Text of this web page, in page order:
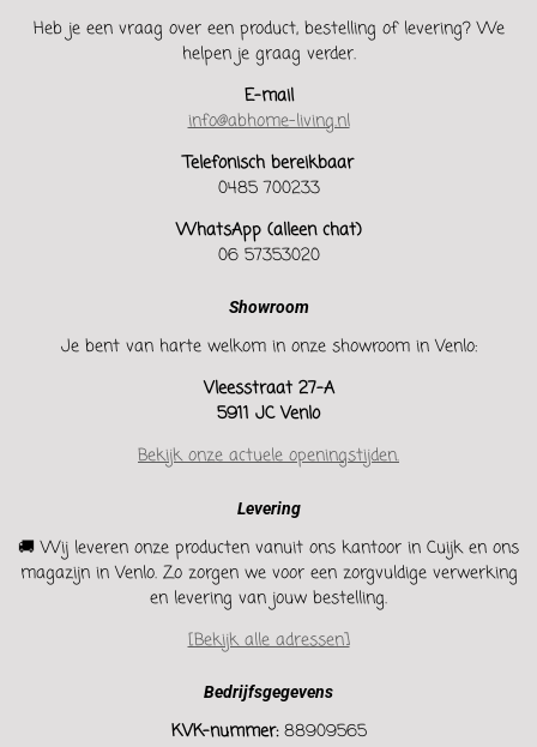
Heb je een vraag over een product, bestelling of levering? We
helpen je graag verder.
E-mail
info@abhome-living.nl
Telefonisch bereikbaar
0485 700233
WhatsApp (alleen chat)
06 57353020
Showroom
Je bent van harte welkom in onze showroom in Venlo:
Vleesstraat 27-A
5911 JC Venlo
Bekijk onze actuele openingstijden.
Levering
🚚 Wij leveren onze producten vanuit ons kantoor in Cuijk en ons
magazijn in Venlo. Zo zorgen we voor een zorgvuldige verwerking
en levering van jouw bestelling.
[Bekijk alle adressen]
Bedrijfsgegevens
KVK-nummer:88909565